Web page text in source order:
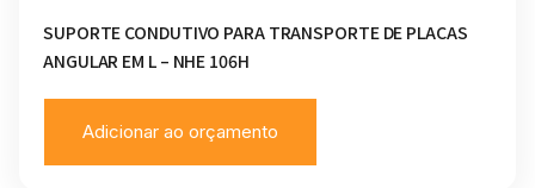
SUPORTE CONDUTIVO PARA TRANSPORTE DE PLACAS
ANGULAR EM L – NHE 106H
Adicionar ao orçamento